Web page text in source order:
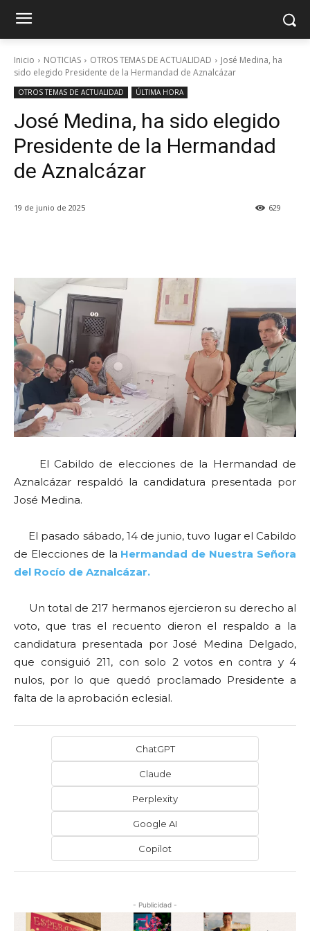
Inicio NOTICIAS OTROS TEMAS DE ACTUALIDAD
José Medina, ha
sido elegido Presidente de la Hermandad de Aznalcázar
OTROS TEMAS DE ACTUALIDAD ÚLTIMA HORA
José Medina, ha sido elegido
Presidente de la Hermandad
de Aznalcázar
19 de junio de 2025 629
El Cabildo de elecciones de la Hermandad de
Aznalcázar respaldó la candidatura presentada por
José Medina.
El pasado sábado, 14 de junio, tuvo lugar el Cabildo
de Elecciones de la Hermandad de Nuestra Señora
del Rocío de Aznalcázar.
Un total de 217 hermanos ejercieron su derecho al
voto, que tras el recuento dieron el respaldo a la
candidatura presentada por José Medina Delgado,
que consiguió 211, con solo 2 votos en contra y 4
nulos, por lo que quedó proclamado Presidente a
falta de la aprobación eclesial.
ChatGPT
Claude
Perplexity
Google AI
Copilot
- Publicidad -